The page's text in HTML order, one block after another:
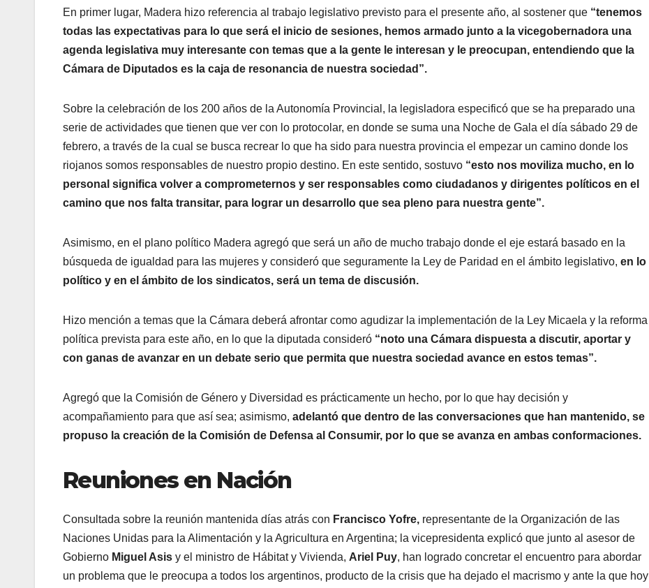
En primer lugar, Madera hizo referencia al trabajo legislativo previsto para el presente año, al sostener que “tenemos
todas las expectativas para lo que será el inicio de sesiones, hemos armado junto a la vicegobernadora una
agenda legislativa muy interesante con temas que a la gente le interesan y le preocupan, entendiendo que la
Cámara de Diputados es la caja de resonancia de nuestra sociedad”.
Sobre la celebración de los 200 años de la Autonomía Provincial, la legisladora especificó que se ha preparado una
serie de actividades que tienen que ver con lo protocolar, en donde se suma una Noche de Gala el día sábado 29 de
febrero, a través de la cual se busca recrear lo que ha sido para nuestra provincia el empezar un camino donde los
riojanos somos responsables de nuestro propio destino. En este sentido, sostuvo “esto nos moviliza mucho, en lo
personal significa volver a comprometernos y ser responsables como ciudadanos y dirigentes políticos en el
camino que nos falta transitar, para lograr un desarrollo que sea pleno para nuestra gente”.
Asimismo, en el plano político Madera agregó que será un año de mucho trabajo donde el eje estará basado en la
búsqueda de igualdad para las mujeres y consideró que seguramente la Ley de Paridad en el ámbito legislativo, en lo
político y en el ámbito de los sindicatos, será un tema de discusión.
Hizo mención a temas que la Cámara deberá afrontar como agudizar la implementación de la Ley Micaela y la reforma
política prevista para este año, en lo que la diputada consideró “noto una Cámara dispuesta a discutir, aportar y
con ganas de avanzar en un debate serio que permita que nuestra sociedad avance en estos temas”.
Agregó que la Comisión de Género y Diversidad es prácticamente un hecho, por lo que hay decisión y
acompañamiento para que así sea; asimismo, adelantó que dentro de las conversaciones que han mantenido, se
propuso la creación de la Comisión de Defensa al Consumir, por lo que se avanza en ambas conformaciones.
Reuniones en Nación
Consultada sobre la reunión mantenida días atrás con Francisco Yofre, representante de la Organización de las
Naciones Unidas para la Alimentación y la Agricultura en Argentina; la vicepresidenta explicó que junto al asesor de
Gobierno Miguel Asis y el ministro de Hábitat y Vivienda, Ariel Puy, han logrado concretar el encuentro para abordar
un problema que le preocupa a todos los argentinos, producto de la crisis que ha dejado el macrismo y ante la que hoy